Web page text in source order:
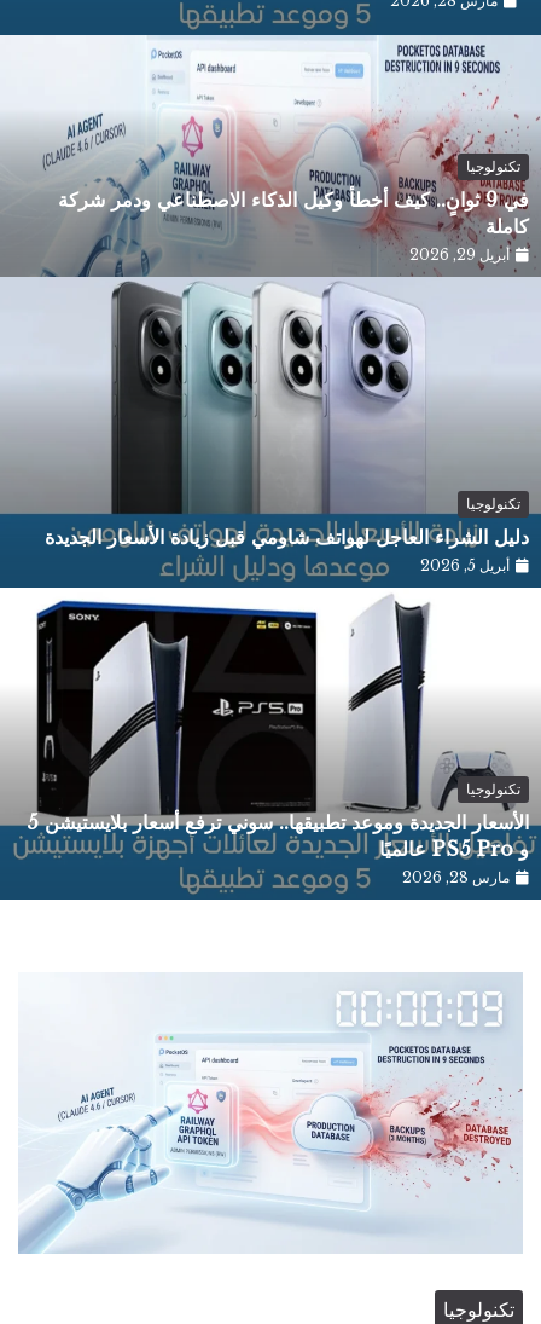
تكنولوجيا
في 9 ثوانٍ.. كيف أخطأ وكيل الذكاء الاصطناعي ودمر شركة
كاملة
أبريل 29, 2026
تكنولوجيا
دليل الشراء العاجل لهواتف شاومي قبل زيادة الأسعار الجديدة
أبريل 5, 2026
تكنولوجيا
الأسعار الجديدة وموعد تطبيقها.. سوني ترفع أسعار بلايستيشن 5
و PS5 Pro عالميًا
مارس 28, 2026
تكنولوجيا